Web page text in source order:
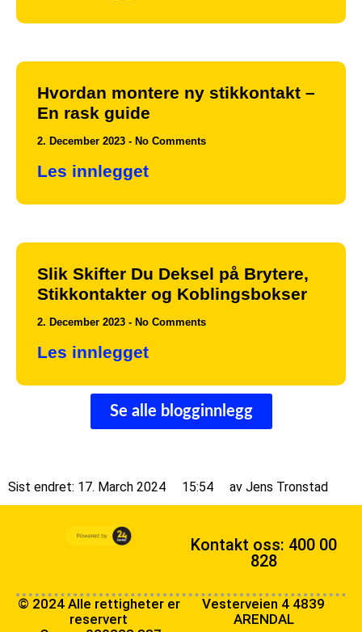
Hvordan montere ny stikkontakt –
En rask guide
2. December 2023 No Comments
Les innlegget
Slik Skifter Du Deksel på Brytere,
Stikkontakter og Koblingsbokser
2. December 2023 No Comments
Les innlegget
Se alle blogginnlegg
Sist endret: 17. March 2024 15:54 av Jens Tronstad
Kontakt oss: 400 00
828
© 2024 Alle rettigheter er
reservert
Vesterveien 4 4839
ARENDAL